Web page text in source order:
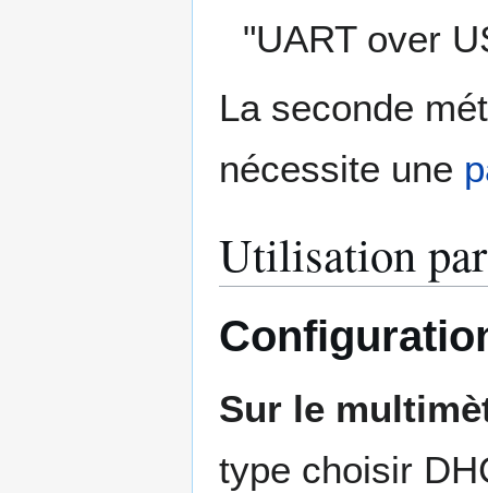
"UART over
La seconde
nécessite une
Utilisation
Sur le
type choisir